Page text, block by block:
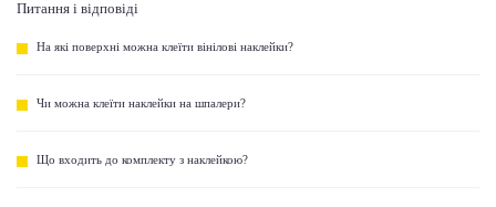
Питання і відповіді
На які поверхні можна клеїти вінілові наклейки?
Чи можна клеїти наклейки на шпалери?
Що входить до комплекту з наклейкою?